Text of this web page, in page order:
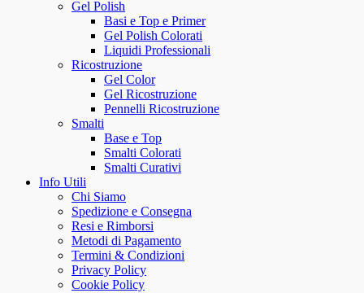
Gel Polish
Basi e Top e Primer
Gel Polish Colorati
Liquidi Professionali
Ricostruzione
Gel Color
Gel Ricostruzione
Pennelli Ricostruzione
Smalti
Base e Top
Smalti Colorati
Smalti Curativi
Info Utili
Chi Siamo
Spedizione e Consegna
Resi e Rimborsi
Metodi di Pagamento
Termini & Condizioni
Privacy Policy
Cookie Policy